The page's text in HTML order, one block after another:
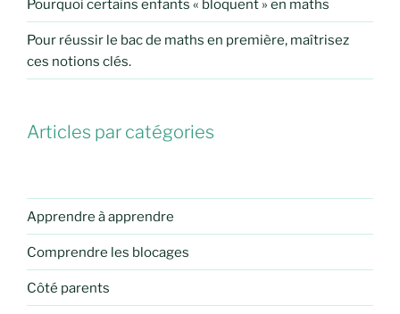
Pourquoi certains enfants « bloquent » en maths
Pour réussir le bac de maths en première, maîtrisez
ces notions clés.
Articles par catégories
Apprendre à apprendre
Comprendre les blocages
Côté parents